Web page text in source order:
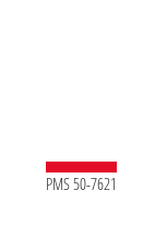
PMS 50-7621